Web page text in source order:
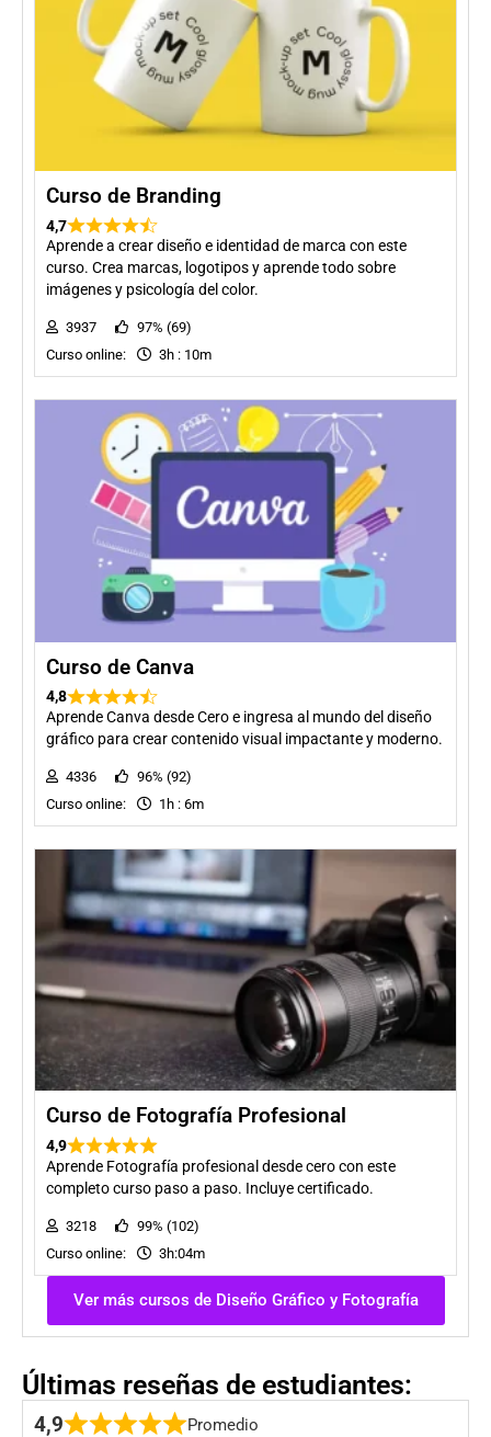
Curso de Branding
4,7
Aprende a crear diseño e identidad de marca con este
curso. Crea marcas, logotipos y aprende todo sobre
imágenes y psicología del color.
3937
97% (69)
Curso online:
3h : 10m
Curso de Canva
4,8
Aprende Canva desde Cero e ingresa al mundo del diseño
gráfico para crear contenido visual impactante y moderno.
4336
96% (92)
Curso online:
1h : 6m
Curso de Fotografía Profesional
4,9
Aprende Fotografía profesional desde cero con este
completo curso paso a paso. Incluye certificado.
3218
99% (102)
Curso online:
3h:04m
Ver más cursos de Diseño Gráfico y Fotografía
Últimas reseñas de estudiantes:
4,9 Promedio